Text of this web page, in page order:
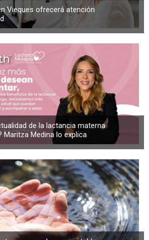
Vieques ofrecerá atención
de la lactancia materna
Maritza Medina lo explica